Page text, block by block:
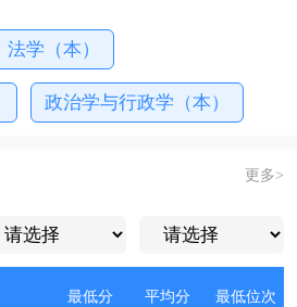
法学（本）
政治学与行政学（本）
更多>
最低分 平均分 最低位次